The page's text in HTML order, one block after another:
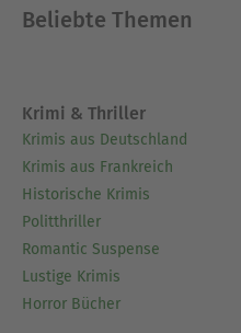
Beliebte Themen
Krimi & Thriller
Krimis aus Deutschland
Krimis aus Frankreich
Historische Krimis
Politthriller
Romantic Suspense
Lustige Krimis
Horror Bücher